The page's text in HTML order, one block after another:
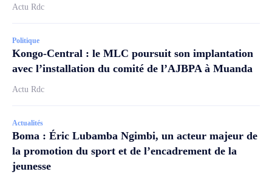
Actu Rdc
Politique
Kongo-Central : le MLC poursuit son implantation
avec l’installation du comité de l’AJBPA à Muanda
Actu Rdc
Actualités
Boma : Éric Lubamba Ngimbi, un acteur majeur de
la promotion du sport et de l’encadrement de la
jeunesse